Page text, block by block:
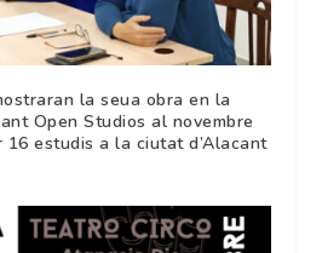
la seua obra en la
Open Studios al novembre
estudis a la ciutat d’Alacant